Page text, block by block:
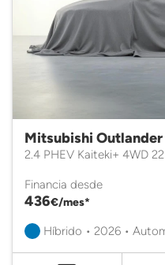
Mitsubishi Outlander
2.4 PHEV Kaiteki+ 4WD
Financia desde
436€/mes*
Híbrido • 2026 •